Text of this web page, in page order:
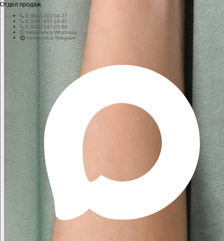
Отдел продаж
8 (800) 222-04-27
8 (929) 937-16-97
8 (929) 547-25-56
Написать в Whatsapp
Написать в Telegram